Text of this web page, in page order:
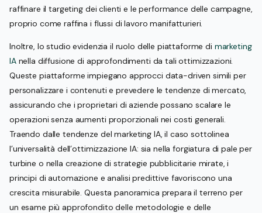
raffinare il targeting dei clienti e le performance delle campagne,
proprio come raffina i flussi di lavoro manifatturieri.
Inoltre, lo studio evidenzia il ruolo delle piattaforme di marketing
IAnella diffusione di approfondimenti da tali ottimizzazioni.
Queste piattaforme impiegano approcci data-driven simili per
personalizzare i contenuti e prevedere le tendenze di mercato,
assicurando che i proprietari di aziende possano scalare le
operazioni senza aumenti proporzionali nei costi generali.
Traendo dalle tendenze del marketing IA, il caso sottolinea
l’universalità dell’ottimizzazione IA: sia nella forgiatura di pale per
turbine o nella creazione di strategie pubblicitarie mirate, i
principi di automazione e analisi predittive favoriscono una
crescita misurabile. Questa panoramica prepara il terreno per
un esame più approfondito delle metodologie e delle